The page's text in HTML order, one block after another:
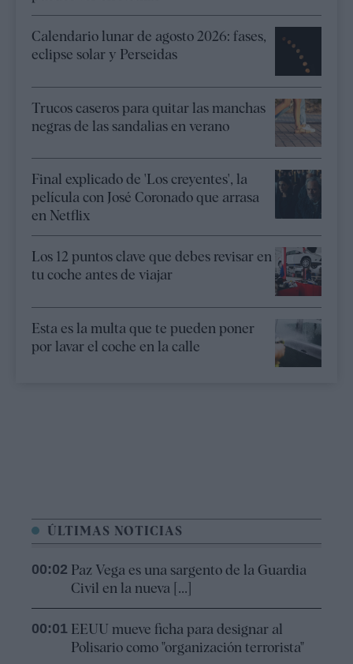
Calendario lunar de agosto 2026: fases,
eclipse solar y Perseidas
Trucos caseros para quitar las manchas
negras de las sandalias en verano
Final explicado de 'Los creyentes', la
película con José Coronado que arrasa
en Netflix
Los 12 puntos clave que debes revisar en
tu coche antes de viajar
Esta es la multa que te pueden poner
por lavar el coche en la calle
ÚLTIMAS NOTICIAS
00:02 Paz Vega es una sargento de la Guardia
Civil en la nueva [...]
00:01 EEUU mueve ficha para designar al
Polisario como "organización terrorista"